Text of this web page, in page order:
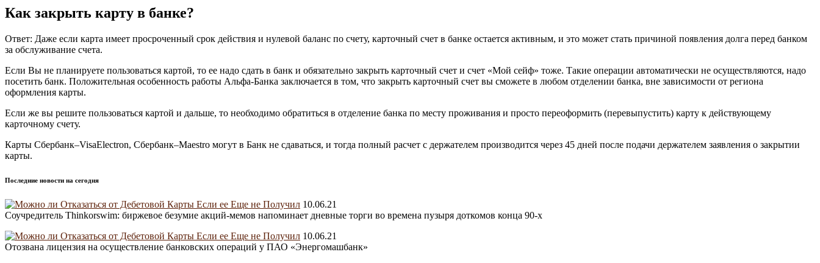
Как закрыть карту в банке?
Ответ: Даже если карта имеет просроченный срок действия и нулевой баланс по счету, карточный счет в банке остается активным, и это может стать причиной появления долга перед банком
за обслуживание счета.
Если Вы не планируете пользоваться картой, то ее надо сдать в банк и обязательно закрыть карточный счет и счет «Мой сейф» тоже. Такие операции автоматически не осуществляются, надо
посетить банк. Положительная особенность работы Альфа-Банка заключается в том, что закрыть карточный счет вы сможете в любом отделении банка, вне зависимости от региона
оформления карты.
Если же вы решите пользоваться картой и дальше, то необходимо обратиться в отделение банка по месту проживания и просто переоформить (перевыпустить) карту к действующему
карточному счету.
Карты Сбербанк–VisaElectron, Сбербанк–Maestro могут в Банк не сдаваться, и тогда полный расчет с держателем производится через 45 дней после подачи держателем заявления о закрытии
карты.
Последние новости на сегодня
10.06.21
Соучредитель Thinkorswim: биржевое безумие акций-мемов напоминает дневные торги во времена пузыря доткомов конца 90-х
10.06.21
Отозвана лицензия на осуществление банковских операций у ПАО «Энергомашбанк»